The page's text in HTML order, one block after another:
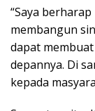
“Saya
membangun
dapat
depannya. Di
kepada